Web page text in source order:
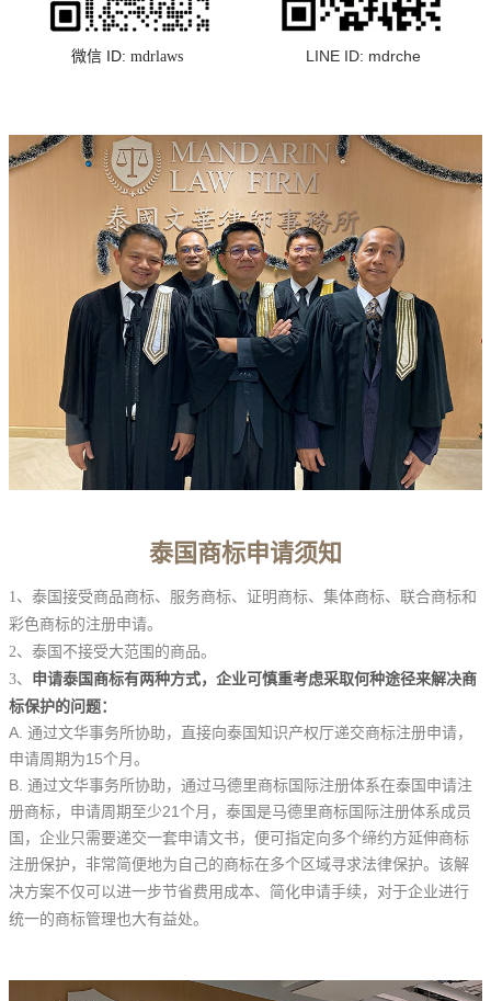
微信 ID: mdrlaws LINE ID: mdrche
泰国商标申请须知
1、泰国接受商品商标、服务商标、证明商标、集体商标、联合商标和
彩色商标的注册申请。
2、泰国不接受大范围的商品。
3、 申请泰国商标有两种方式，企业可慎重考虑采取何种途径来解决商
标保护的问题：
A. 通过文华事务所协助，直接向泰国知识产权厅递交商标注册申请，
申请周期为15个月。
B. 通过文华事务所协助，通过马德里商标国际注册体系在泰国申请注
册商标，申请周期至少21个月，泰国是马德里商标国际注册体系成员
国，企业只需要递交一套申请文书，便可指定向多个缔约方延伸商标
注册保护，非常简便地为自己的商标在多个区域寻求法律保护。 该解
决方案不仅可以进一步节省费用成本、简化申请手续，对于企业进行
统一的商标管理也大有益处。